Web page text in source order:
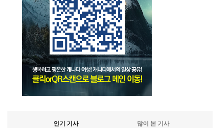
인기 기사 많이 본 기사